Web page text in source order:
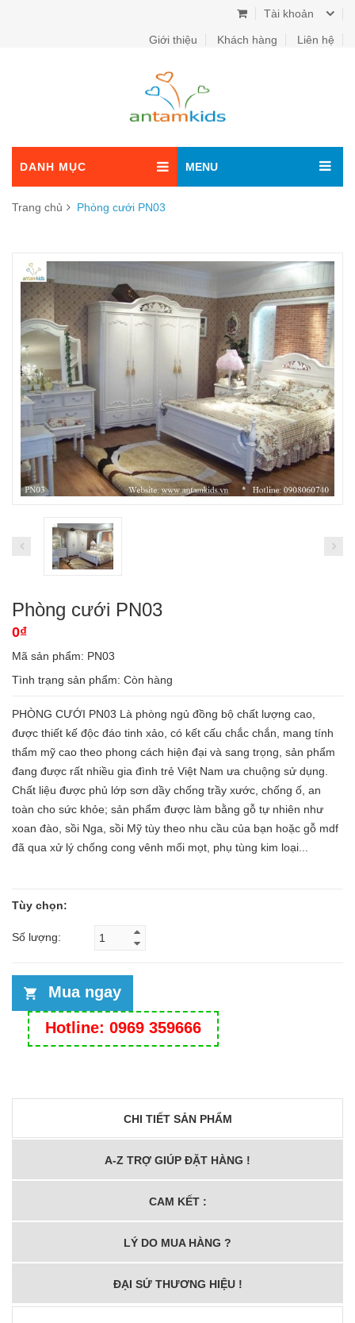
Tài khoản
Giới thiệu Khách hàng Liên hệ
DANH MỤC MENU
Trang chủ Phòng cưới PN03
Phòng cưới PN03
0₫
Mã sản phẩm: PN03
Tình trạng sản phẩm: Còn hàng
PHÒNG CƯỚI PN03 Là phòng ngủ đồng bộ chất lượng cao,
được thiết kế độc đáo tinh xảo, có kết cấu chắc chắn, mang tính
thẩm mỹ cao theo phong cách hiện đại và sang trọng, sản phẩm
đang được rất nhiều gia đình trẻ Việt Nam ưa chuộng sử dụng.
Chất liệu được phủ lớp sơn dầy chống trầy xước, chống ố, an
toàn cho sức khỏe; sản phẩm được làm bằng gỗ tự nhiên như
xoan đào, sồi Nga, sồi Mỹ tùy theo nhu cầu của bạn hoặc gỗ mdf
đã qua xử lý chống cong vênh mối mọt, phụ tùng kim loại...
Tùy chọn:
Số lượng:
Mua ngay
Hotline: 0969 359666
CHI TIẾT SẢN PHẨM
A-Z TRỢ GIÚP ĐẶT HÀNG !
CAM KẾT :
LÝ DO MUA HÀNG ?
ĐẠI SỨ THƯƠNG HIỆU !